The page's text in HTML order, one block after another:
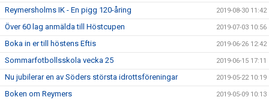
Reymersholms IK - En pigg 120-åring 2019-08-30 11:42
Över 60 lag anmälda till Höstcupen 2019-07-03 10:56
Boka in er till höstens Eftis 2019-06-26 12:42
Sommarfotbollsskola vecka 25 2019-06-15 17:11
Nu jubilerar en av Söders största idrottsföreningar 2019-05-22 10:19
Boken om Reymers 2019-05-09 10:13